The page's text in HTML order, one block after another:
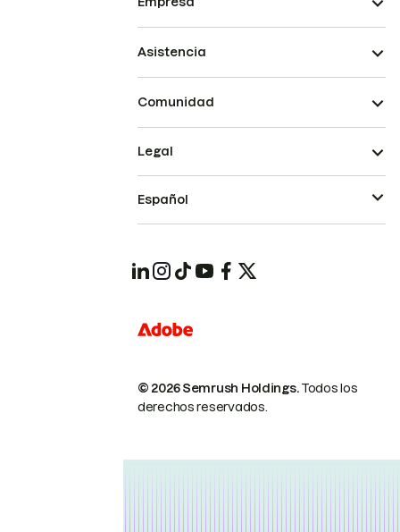
Asistencia
Comunidad
© 2026 Semrush Holdings.Todos los
derechos reservados.
Legal
Español